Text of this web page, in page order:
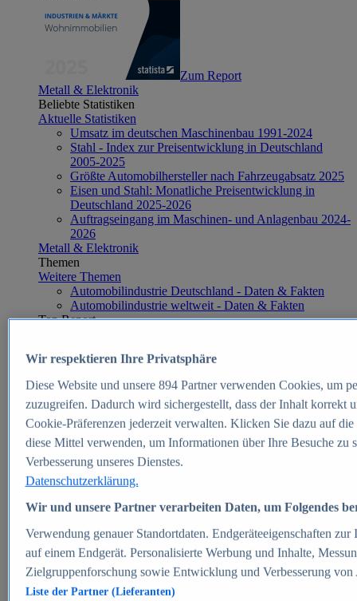
Zum Report
Metall & Elektronik
Beliebte Statistiken
Aktuelle Statistiken
Umsatz im deutschen Maschinenbau 1991-2024
Stahl - Index zur Preisentwicklung in Deutschland
2005-2025
Größte Automobilhersteller nach Fahrzeugabsatz 2025
Eisen und Stahl: Monatliche Preisentwicklung in
Deutschland 2025-2026
Auftragseingang im Maschinen- und Anlagenbau 2024-
2026
Metall & Elektronik
Themen
Weitere Themen
Automobilindustrie Deutschland - Daten & Fakten
Automobilindustrie weltweit - Daten & Fakten
Top Report
Zum Report
E-commerce
Beliebte Statistiken
Aktuelle Statistiken
E-Commerce - Entwicklung des Umsatzes in
Deutschland 1999-2025
Umsatz von Amazon in Deutschland und weltweit
2010-2025
B2C-E-Commerce: Top-50 Online Shops in
Deutschland 2024
Marktanteile von Online-Zahlungsverfahren in
Deutschland 2024
Umsatzstarke Warengruppen im Online-Handel in
Deutschland 2023-2025
Wir respektieren Ihre Privatsphäre
Diese Website und unsere 894Partner verwenden Cookies, um
zuzugreifen. Dadurch wird sichergestellt, dass der Inhalt korrekt
Cookie-Präferenzen jederzeit verwalten. Klicken Sie dazu auf
diese Mittel verwenden, um Informationen über Ihre Besuche
Verbesserung unseres Dienstes.
Datenschutzerklärung.
Wir und unsere Partner verarbeiten Daten, um Folgendes
Verwendung genauer Standortdaten. Endgeräteeigenschaften
auf einem Endgerät. Personalisierte Werbung und Inhalte,
Zielgruppenforschung sowie Entwicklung und Verbesserung von
Liste der Partner (Lieferanten)